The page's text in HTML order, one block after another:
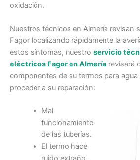
oxidación.
Nuestros técnicos en Almería revisan
Fagor localizando rápidamente la
estos síntomas, nuestro servicio
eléctricos Fagor en Almería revisará
componentes de su termos para agua
proceder a su reparación:
Mal
funcionamiento
de las tuberías.
El termo hace
ruido extraño.